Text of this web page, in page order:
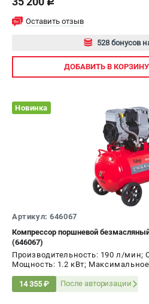
c
Оставить отзыв
528 бонусов
Авторизуйтесь
ДОБАВИТЬ В КОРЗИНУ
Новинка
Артикул: 646067
Компрессор поршневой
(646067)
Производительность: 190 л/мин;
Мощность: 1.2 кВт;
14 355 ₽ После авторизации